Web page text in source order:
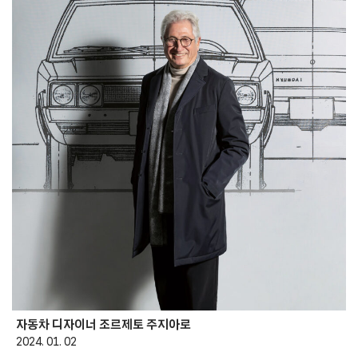
자동차 디자이너 조르제토 주지아로
2024. 01. 02